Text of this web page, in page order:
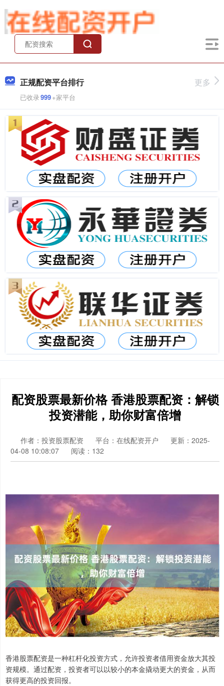
正规配资平台排行
已收录999+家平台
更多
配资股票最新价格 香港股票配资：解锁
投资潜能，助你财富倍增
作者：投资股票配资 平台：在线配资开户
更新：2025-
04-08 10:08:07
阅读：132
香港股票配资是一种杠杆化投资方式，允许投资者借用资金放大其投
资规模。通过配资，投资者可以以较小的本金撬动更大的资金，从而
获得更高的投资回报。